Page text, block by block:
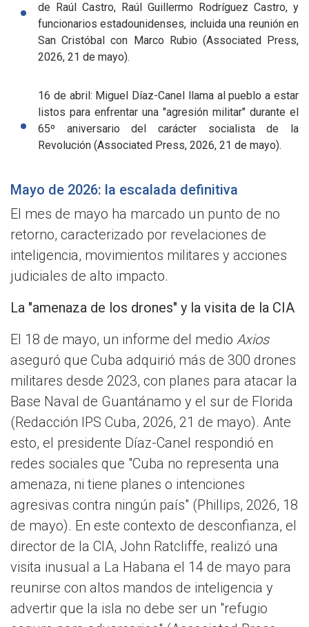
de Raúl Castro, Raúl Guillermo Rodríguez Castro, y
funcionarios estadounidenses, incluida una reunión en
San Cristóbal con Marco Rubio (Associated Press,
2026, 21 de mayo).
16 de abril: Miguel Díaz-Canel llama al pueblo a estar
listos para enfrentar una "agresión militar" durante el
65º aniversario del carácter socialista de la
Revolución (Associated Press, 2026, 21 de mayo).
Mayo de 2026: la escalada definitiva
El mes de mayo ha marcado un punto de no
retorno, caracterizado por revelaciones de
inteligencia, movimientos militares y acciones
judiciales de alto impacto.
La "amenaza de los drones" y la visita de la CIA
El 18 de mayo, un informe del medio Axios
aseguró que Cuba adquirió más de 300 drones
militares desde 2023, con planes para atacar la
Base Naval de Guantánamo y el sur de Florida
(Redacción IPS Cuba, 2026, 21 de mayo). Ante
esto, el presidente Díaz-Canel respondió en
redes sociales que "Cuba no representa una
amenaza, ni tiene planes o intenciones
agresivas contra ningún país" (Phillips, 2026, 18
de mayo). En este contexto de desconfianza, el
director de la CIA, John Ratcliffe, realizó una
visita inusual a La Habana el 14 de mayo para
reunirse con altos mandos de inteligencia y
advertir que la isla no debe ser un "refugio